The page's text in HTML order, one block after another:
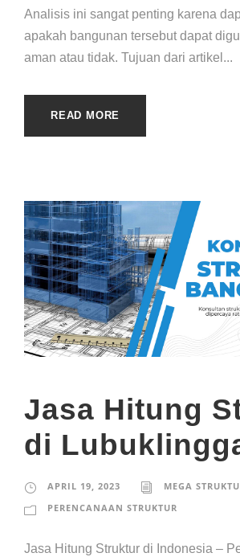
Analisis ini sangat penting karena
apakah bangunan tersebut dapat
aman atau tidak. Tujuan dari artikel...
READ MORE
Jasa Hitung
di
APRIL 19, 2023
MEGA
PERENCANAAN STRUKTUR
Jasa Hitung Struktur di Indonesia –